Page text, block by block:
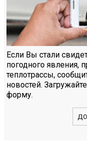
Если Вы стали
погодного явления,
теплотрассы,
новостей.
форму.